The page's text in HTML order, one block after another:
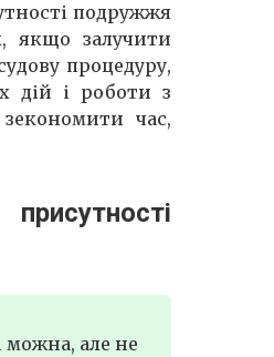
подружжя
якщо залучити
процедуру,
дій і роботи з
час,
можна, але не